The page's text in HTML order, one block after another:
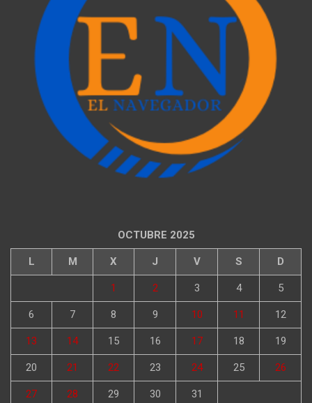
OCTUBRE 2025
L M X J V S D
1 2 3 4 5
6 7 8 9 10 11 12
13 14 15 16 17 18 19
20 21 22 23 24 25 26
27 28 29 30 31